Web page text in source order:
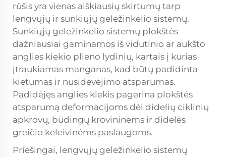
rūšis yra vienas aiškiausių skirtumų tarp
lengvųjų ir sunkiųjų geležinkelio sistemų.
Sunkiųjų geležinkelio sistemų plokštės
dažniausiai gaminamos iš vidutinio ar aukšto
anglies kiekio plieno lydinių, kartais į kurias
įtraukiamas manganas, kad būtų padidinta
kietumas ir nusidėvėjimo atsparumas.
Padidėjęs anglies kiekis pagerina plokštės
atsparumą deformacijoms dėl didelių ciklinių
apkrovų, būdingų krovininėms ir didelės
greičio keleivinėms paslaugoms.
Priešingai, lengvųjų geležinkelio sistemų